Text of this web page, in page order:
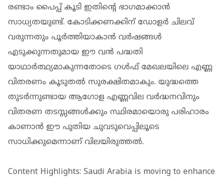
രണ്ടാം പൈപ്പ് കൂടി ഇതിന്റെ ഭാഗമാക്കാൻ
സാധ്യതയുണ്ട്. കോടിക്കണക്കിന് ഡോളർ ചിലവ്
വരുന്നതും പൂർത്തിയാകാൻ വർഷങ്ങൾ
എടുക്കുന്നതുമായ ഈ വൻ പദ്ധതി
യാഥാർത്ഥ്യമാകുന്നതോടെ ഗൾഫ് മേഖലയിലെ എണ്ണ
വിതരണം കൂടുതൽ സുരക്ഷിതമാകും. യുദ്ധത്തെ
തുടർന്നുണ്ടായ ആഗോള എണ്ണവില വർദ്ധനവിനും
വിതരണ തടസ്സങ്ങൾക്കും സ്ഥിരമായൊരു പരിഹാരം
കാണാൻ ഈ പുതിയ ചുവടുവെപ്പിലൂടെ
സാധിക്കുമെന്നാണ് വിലയിരുത്തൽ.
Content Highlights: Saudi Arabia is moving to enhance